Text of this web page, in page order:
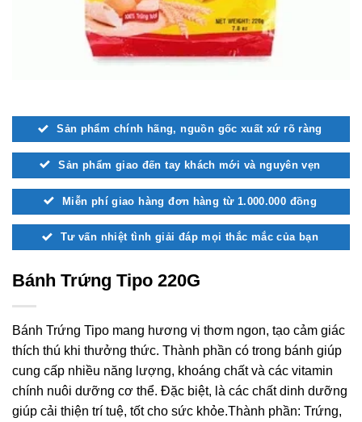
Sản phẩm chính hãng, nguồn gốc xuất xứ rõ ràng
Sản phẩm giao đến tay khách mới và nguyên vẹn
Miễn phí giao hàng đơn hàng từ 1.000.000 đồng
Tư vấn nhiệt tình giải đáp mọi thắc mắc của bạn
Bánh Trứng Tipo 220G
Bánh Trứng Tipo mang hương vị thơm ngon, tạo cảm giác
thích thú khi thưởng thức. Thành phần có trong bánh giúp
cung cấp nhiều năng lượng, khoáng chất và các vitamin
chính nuôi dưỡng cơ thể. Đặc biệt, là các chất dinh dưỡng
giúp cải thiện trí tuệ, tốt cho sức khỏe.Thành phần: Trứng,